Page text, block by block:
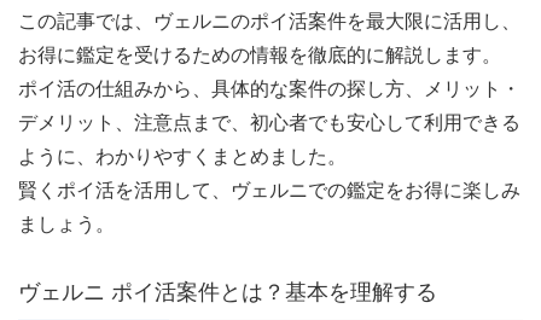
この記事では、ヴェルニのポイ活案件を最大限に活用し、
お得に鑑定を受けるための情報を徹底的に解説します。
ポイ活の仕組みから、具体的な案件の探し方、メリット・
デメリット、注意点まで、初心者でも安心して利用できる
ように、わかりやすくまとめました。
賢くポイ活を活用して、ヴェルニでの鑑定をお得に楽しみ
ましょう。
ヴェルニ ポイ活案件とは？基本を理解する